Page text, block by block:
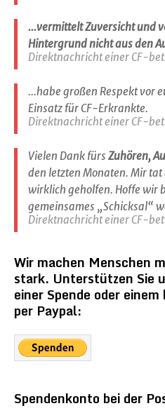
...vermittelt Zuversicht und
Hintergrund nicht aus den
Direktnachricht einer CF-
...habe großen Respekt vor
Einsatz für CF-Erkrankte.
Direktnachricht einer CF-
Vielen Dank fürs Zuhören,
den letzten Monaten. Mir
wirklich geholfen. Hoffe wir
gemeinsames „Schicksal“
Direktnachricht einer CF-
Wir machen Menschen
stark. Unterstützen Sie
einer Spende oder
per Paypal:
Spendenkonto bei der